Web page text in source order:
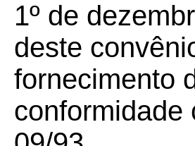
1º de
deste
fornecimento
conformidade